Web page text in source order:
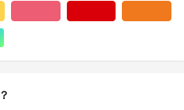
系
マルチカラー